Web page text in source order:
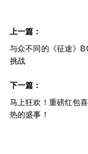
上一篇：
与众不同的《征途》
挑战
下一篇：
马上狂欢！重磅红包
热的盛事！